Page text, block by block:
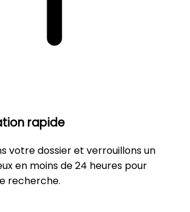
rapide
votre dossier et verrouillons un
en moins de 24 heures pour
recherche.